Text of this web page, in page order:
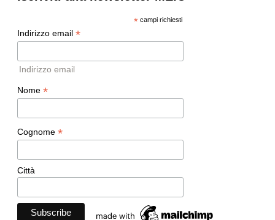
*campi richiesti
Indirizzo email *
Indirizzo email
Nome *
Cognome *
Città